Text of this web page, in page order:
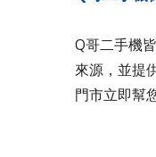
Q哥二手機
來源，並提
門市立即幫